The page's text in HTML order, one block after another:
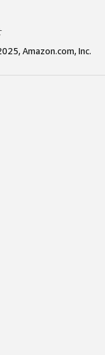
Amazon.com, Inc.